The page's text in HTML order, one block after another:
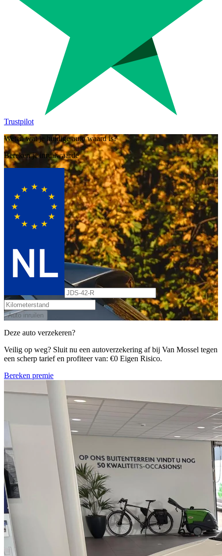
Trustpilot
Weten wat je huidige auto waard is?
Bereken je inruilwaarde
Auto inruilen
Deze auto verzekeren?
Veilig op weg? Sluit nu een autoverzekering af bij Van Mossel tegen
een scherp tarief en profiteer van: €0 Eigen Risico.
Bereken premie